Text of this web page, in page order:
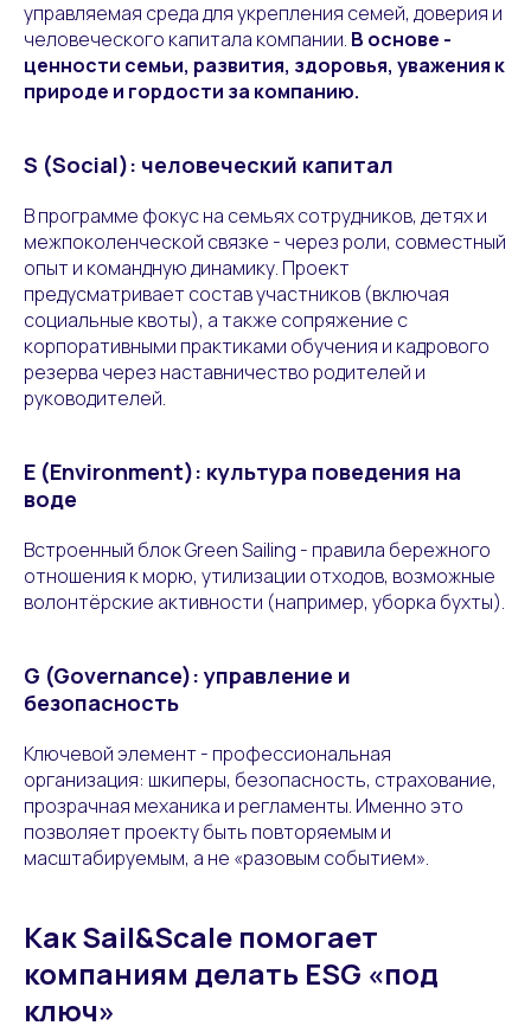
управляемая среда для укрепления семей, доверия и
человеческого капитала компании. В основе -
ценности семьи, развития, здоровья, уважения к
природе и гордости за компанию.
S (Social): человеческий капитал
В программе фокус на семьях сотрудников, детях и
межпоколенческой связке - через роли, совместный
опыт и командную динамику. Проект
предусматривает состав участников (включая
социальные квоты), а также сопряжение с
корпоративными практиками обучения и кадрового
резерва через наставничество родителей и
руководителей.
E (Environment): культура поведения на
воде
Встроенный блок Green Sailing - правила бережного
отношения к морю, утилизации отходов, возможные
волонтёрские активности (например, уборка бухты).
G (Governance): управление и
безопасность
Ключевой элемент - профессиональная
организация: шкиперы, безопасность, страхование,
прозрачная механика и регламенты. Именно это
позволяет проекту быть повторяемым и
масштабируемым, а не «разовым событием».
Как Sail&Scale помогает
компаниям делать ESG «под
ключ»